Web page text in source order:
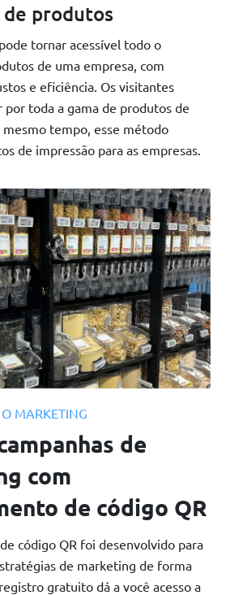
produtos
tornar acessível todo o
de uma empresa, com
e eficiência. Os visitantes
por toda a gama de produtos de
mesmo tempo, esse método
de impressão para as empresas.
MARKETING
de
com
de código QR
código QR foi desenvolvido para
de marketing de forma
gratuito dá a você acesso a